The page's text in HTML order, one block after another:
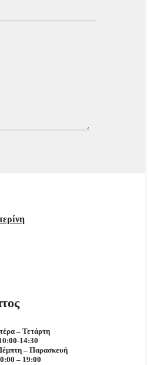
– Τετάρτη
14:30
– Παρασκευή
– 19:00